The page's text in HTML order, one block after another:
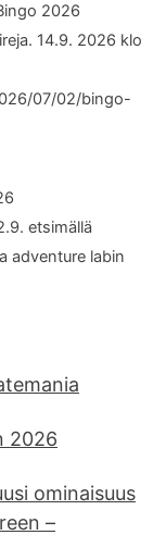
2026
14.9. 2026 klo
07/02/bingo-
etsimällä
adventure labin
2026
ominaisuus
–